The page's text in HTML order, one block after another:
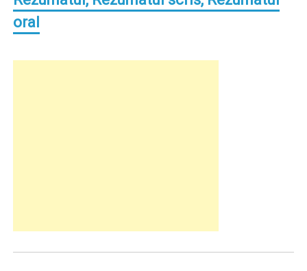
oral